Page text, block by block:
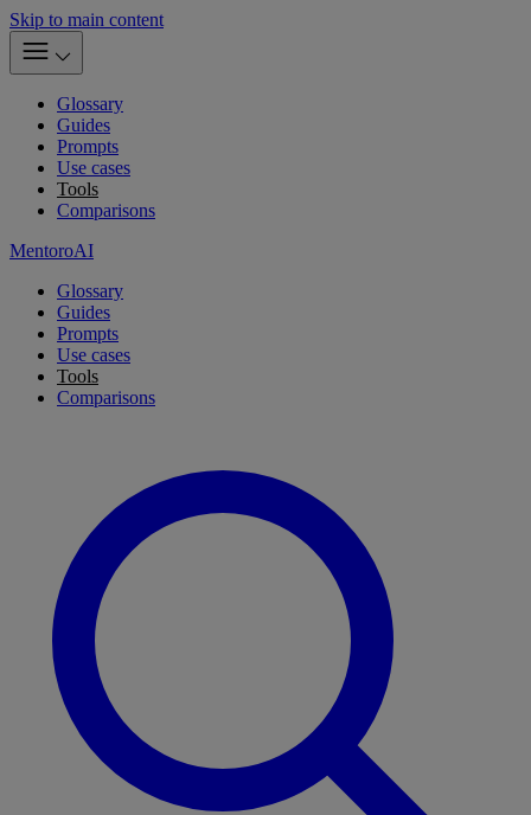
Skip to main content
Glossary
Guides
Prompts
Use cases
Tools
Comparisons
MentoroAI
Glossary
Guides
Prompts
Use cases
Tools
Comparisons